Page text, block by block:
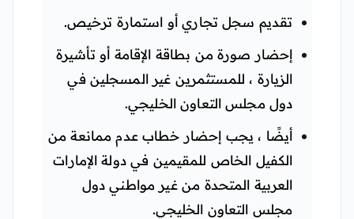
تقديم سجل تجاري أو استمارة ترخيص.
إحضار صورة من بطاقة الإقامة أو تأشيرة
الزيارة ، للمستثمرين غير المسجلين في
دول مجلس التعاون الخليجي.
أيضًا ، يجب إحضار خطاب عدم ممانعة من
الكفيل الخاص للمقيمين في دولة الإمارات
العربية المتحدة من غير مواطني دول
مجلس التعاون الخليجي.